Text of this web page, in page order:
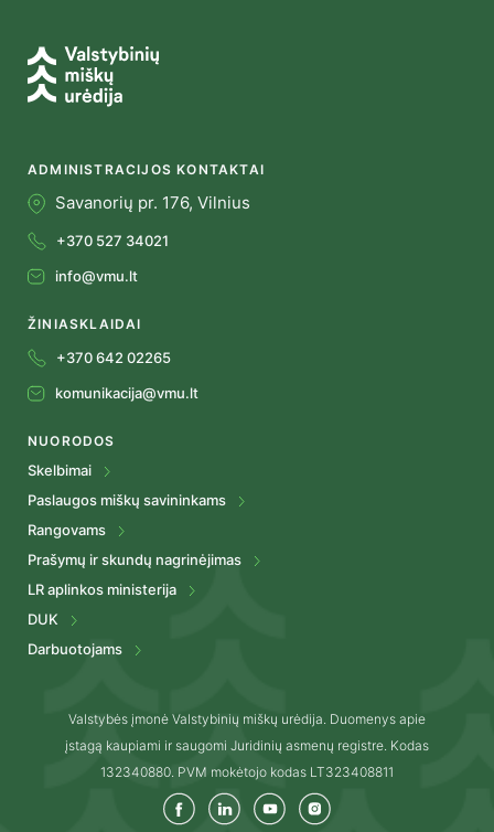
ADMINISTRACIJOS KONTAKTAI
Savanorių pr. 176, Vilnius
+370 527 34021
info@vmu.lt
ŽINIASKLAIDAI
+370 642 02265
komunikacija@vmu.lt
NUORODOS
Skelbimai
Paslaugos miškų savininkams
Rangovams
Prašymų ir skundų nagrinėjimas
LR aplinkos ministerija
DUK
Darbuotojams
Valstybės įmonė Valstybinių miškų urėdija. Duomenys apie
įstagą kaupiami ir saugomi Juridinių asmenų registre. Kodas
132340880. PVM mokėtojo kodas LT323408811